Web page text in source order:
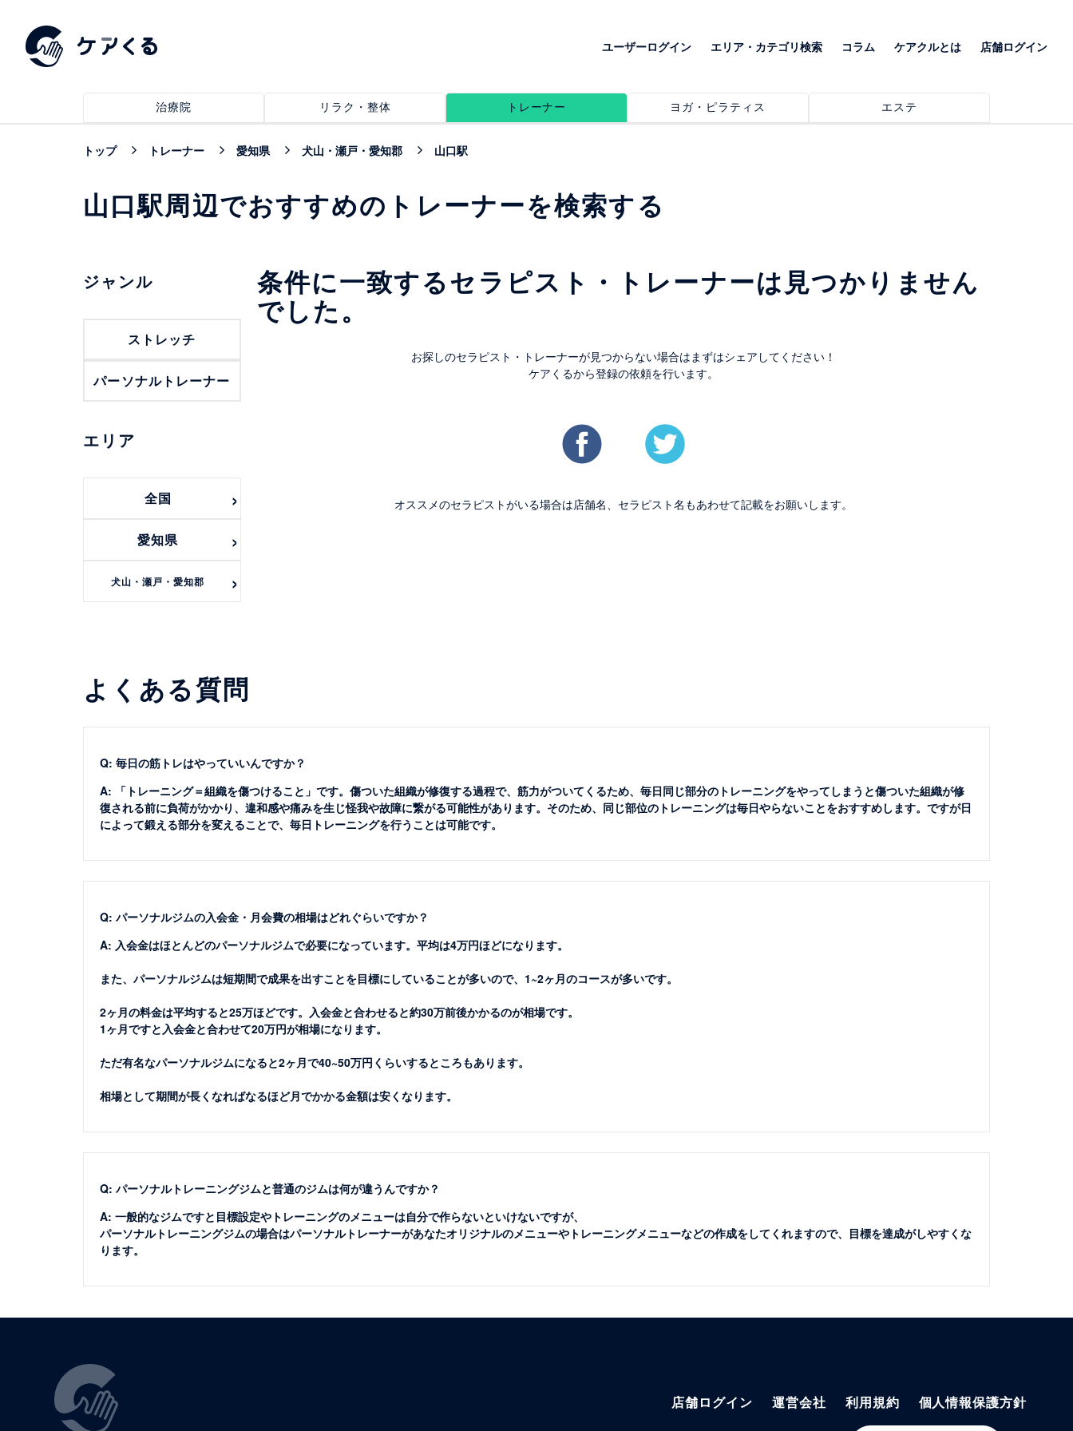
ユーザーログイン エリア・カテゴリ検索 コラム ケアクルとは 店舗ログイン
治療院 リラク・整体 トレーナー ヨガ・ピラティス エステ
トップ トレーナー 愛知県 犬山・瀬戸・愛知郡 山口駅
山口駅周辺でおすすめのトレーナーを検索する
ジャンル
ストレッチ
パーソナルトレーナー
エリア
全国
愛知県
犬山・瀬戸・愛知郡
条件に一致するセラピスト・トレーナーは見つかりません
でした。
お探しのセラピスト・トレーナーが見つからない場合はまずはシェアしてください！
ケアくるから登録の依頼を行います。
オススメのセラピストがいる場合は店舗名、セラピスト名もあわせて記載をお願いします。
よくある質問
Q: 毎日の筋トレはやっていいんですか？
A: 「トレーニング＝組織を傷つけること」です。傷ついた組織が修復する過程で、筋力がついてくるため、毎日同じ部分のトレーニングをやってしまうと傷ついた組織が修
復される前に負荷がかかり、違和感や痛みを生じ怪我や故障に繋がる可能性があります。そのため、同じ部位のトレーニングは毎日やらないことをおすすめします。ですが日
によって鍛える部分を変えることで、毎日トレーニングを行うことは可能です。
Q: パーソナルジムの入会金・月会費の相場はどれぐらいですか？
A: 入会金はほとんどのパーソナルジムで必要になっています。平均は4万円ほどになります。
また、パーソナルジムは短期間で成果を出すことを目標にしていることが多いので、1~2ヶ月のコースが多いです。
2ヶ月の料金は平均すると25万ほどです。入会金と合わせると約30万前後かかるのが相場です。
1ヶ月ですと入会金と合わせて20万円が相場になります。
ただ有名なパーソナルジムになると2ヶ月で40~50万円くらいするところもあります。
相場として期間が長くなればなるほど月でかかる金額は安くなります。
Q: パーソナルトレーニングジムと普通のジムは何が違うんですか？
A: 一般的なジムですと目標設定やトレーニングのメニューは自分で作らないといけないですが、
パーソナルトレーニングジムの場合はパーソナルトレーナーがあなたオリジナルのメニューやトレーニングメニューなどの作成をしてくれますので、目標を達成がしやすくな
ります。
店舗ログイン 運営会社 利用規約 個人情報保護方針